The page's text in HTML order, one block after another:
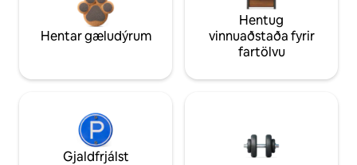
Hentar gæludýrum
Hentug
vinnuaðstaða fyrir
fartölvu
Gjaldfrjálst